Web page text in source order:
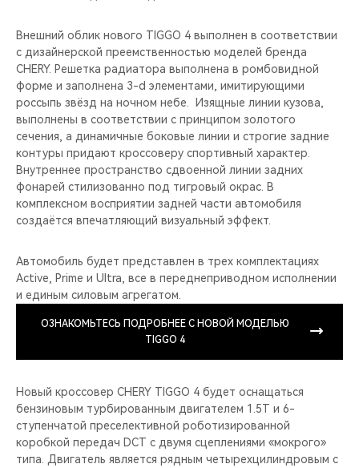
Внешний облик нового TIGGO 4 выполнен в соответствии
с дизайнерской преемственностью моделей бренда
CHERY. Решетка радиатора выполнена в ромбовидной
форме и заполнена 3-d элементами, имитирующими
россыпь звёзд на ночном небе. Изящные линии кузова,
выполнены в соответствии с принципом золотого
сечения, а динамичные боковые линии и строгие задние
контуры придают кроссоверу спортивный характер.
Внутреннее пространство сдвоенной линии задних
фонарей стилизованно под тигровый окрас. В
комплексном восприятии задней части автомобиля
создаётся впечатляющий визуальный эффект.
Автомобиль будет представлен в трех комплектациях
Active, Prime и Ultra, все в переднеприводном исполнении
и единым силовым агрегатом.
ОЗНАКОМЬТЕСЬ ПОДРОБНЕЕ C НОВОЙ МОДЕЛЬЮ
TIGGO 4
Новый кроссовер CHERY TIGGO 4 будет оснащаться
бензиновым турбированным двигателем 1.5T и 6-
ступенчатой преселективной роботизированной
коробкой передач DCT с двумя сцеплениями «мокрого»
типа. Двигатель является рядным четырехцилиндровым с